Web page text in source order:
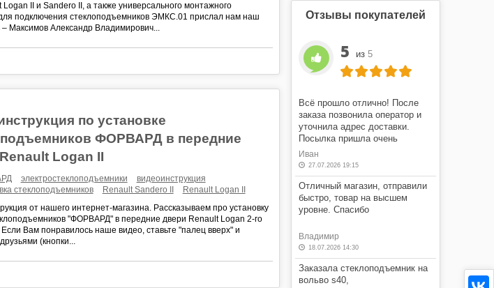
II и Sandero II, а также универсального монтажного
подключения стеклоподъемников ЭМКС.01 прислал нам наш
– Максимов Александр Владимирович...
по установке
ФОРВАРД в передние
Logan II
электростеклоподъемники
видеоинструкция
стеклоподъемников
Renault Sandero II
Renault Logan II
от нашего интернет-магазина. Рассказываем про установку
"ФОРВАРД" в передние двери Renault Logan 2-го
Вам понравилось наше видео, ставьте "палец вверх" и
(кнопки...
Отзывы покупателей
5 из5
Всё прошло отлично! После
заказа позвонила оператор и
уточнила адрес доставки.
Посылка пришла очень
быстро! Я очень доволен этим
магазином.
Иван
27.07.2026 19:15
Отличный магазин, отправили
быстро, товар на высшем
уровне. Спасибо
Владимир
18.07.2026 14:30
Заказала стеклоподъемник на
вольво s40,